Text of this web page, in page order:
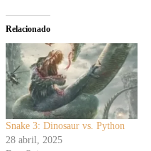
Relacionado
Snake 3: Dinosaur vs. Python
28 abril, 2025